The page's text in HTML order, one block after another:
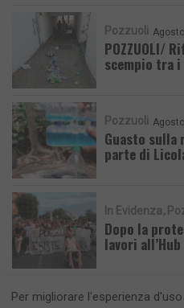
Pozzuoli
POZZUOLI/
scempio tra
Pozzuoli
Guasto
parte di
In Evidenza
Dopo la
lavori
Per migliorare l'esperienza